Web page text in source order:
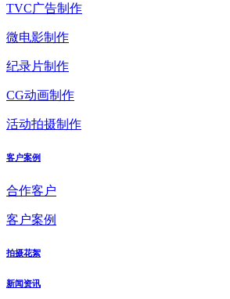
TVC广告制作
微电影制作
纪录片制作
CG动画制作
活动拍摄制作
客户案例
合作客户
客户案例
拍摄花絮
新闻资讯